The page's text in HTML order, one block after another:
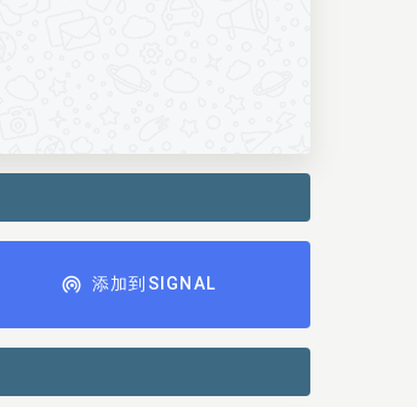
添加到SIGNAL